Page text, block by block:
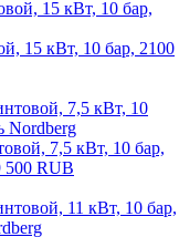
15 кВт, 10 бар, 2100
7,5 кВт, 10 бар,
500 RUB